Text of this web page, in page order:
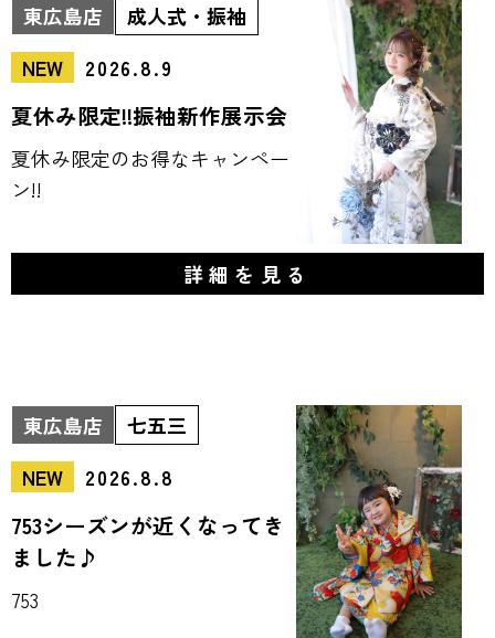
東広島店
成人式・振袖
NEW
2026.8.9
夏休み限定!!振袖新作展示会
夏休み限定のお得なキャンペー
ン!!
詳細を見る
東広島店
七五三
NEW
2026.8.8
753シーズンが近くなってき
ました♪
753